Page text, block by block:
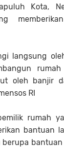
Kota,
langsung
oleh banjir
RI
rumah
bantuan
berupa